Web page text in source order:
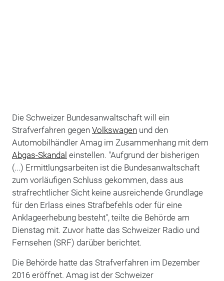
Die Schweizer Bundesanwaltschaft will ein
Strafverfahren gegen Volkswagen und den
Automobilhändler Amag im Zusammenhang mit dem
Abgas-Skandal einstellen. "Aufgrund der bisherigen
(...) Ermittlungsarbeiten ist die Bundesanwaltschaft
zum vorläufigen Schluss gekommen, dass aus
strafrechtlicher Sicht keine ausreichende Grundlage
für den Erlass eines Strafbefehls oder für eine
Anklageerhebung besteht", teilte die Behörde am
Dienstag mit. Zuvor hatte das Schweizer Radio und
Fernsehen (SRF) darüber berichtet.
Die Behörde hatte das Strafverfahren im Dezember
2016 eröffnet. Amag ist der Schweizer